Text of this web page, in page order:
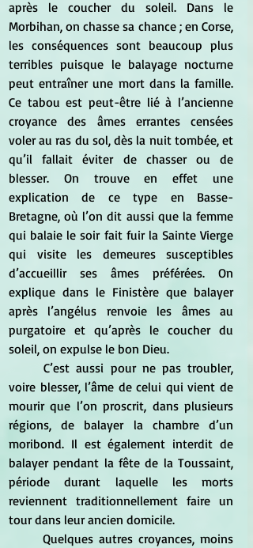
après le coucher du soleil. Dans le
Morbihan, on chasse sa chance ; en Corse,
les conséquences sont beaucoup plus
terribles puisque le balayage nocturne
peut entraîner une mort dans la famille.
Ce tabou est peut-être lié à l’ancienne
croyance des âmes errantes censées
voler au ras du sol, dès la nuit tombée, et
qu’il fallait éviter de chasser ou de
blesser. On trouve en effet une
explication de ce type en Basse-
Bretagne, où l’on dit aussi que la femme
qui balaie le soir fait fuir la Sainte Vierge
qui visite les demeures susceptibles
d’accueillir ses âmes préférées. On
explique dans le Finistère que balayer
après l’angélus renvoie les âmes au
purgatoire et qu’après le coucher du
soleil, on expulse le bon Dieu.
	C’est aussi pour ne pas troubler,
voire blesser, l’âme de celui qui vient de
mourir que l’on proscrit, dans plusieurs
régions, de balayer la chambre d’un
moribond. Il est également interdit de
balayer pendant la fête de la Toussaint,
période durant laquelle les morts
reviennent traditionnellement faire un
tour dans leur ancien domicile.